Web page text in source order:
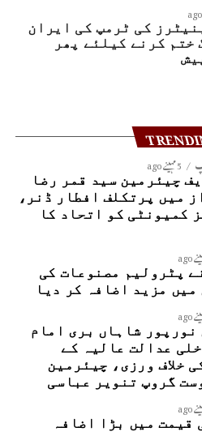
کی ٹرمپ کی ایران
ختم کرنے کیلئے پھر
5 مہینے ago
چیئرمین سید قمر رضا
میں پرتکلف افطار ڈنر،
کمیونٹی کو اتحاد کا
پٹرولیم مصنوعات کی
میں مزید اضافہ کر دیا
نورپور شاہاں بری امام
عدالت عالیہ کے
خلاف ورزی، چیئرمین
گروپ تنویر عباسی
قیمت میں بڑا اضافہ